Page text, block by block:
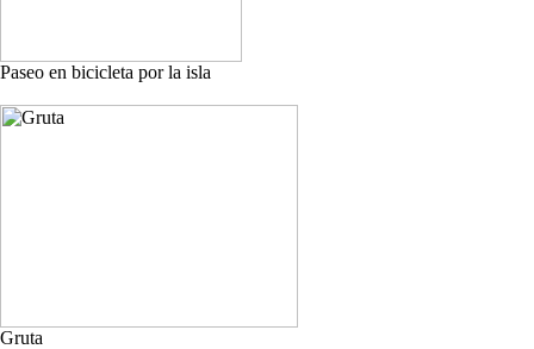
Paseo en bicicleta por la isla
Gruta